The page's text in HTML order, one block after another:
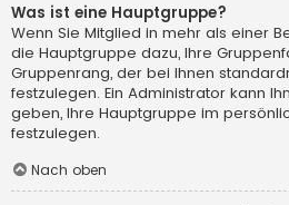
Was ist eine Hauptgruppe?
Wenn Sie Mitglied in mehr als einer
die Hauptgruppe dazu, Ihre
Gruppenrang, der bei Ihnen
festzulegen. Ein Administrator kann
geben, Ihre Hauptgruppe im
festzulegen.
Nach oben